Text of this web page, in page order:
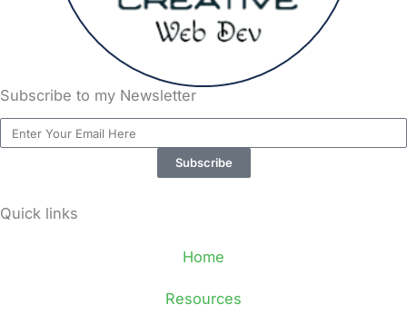
Subscribe to my Newsletter
Email
Subscribe
Quick links
Home
Resources